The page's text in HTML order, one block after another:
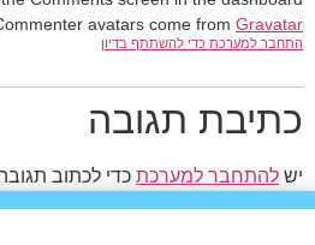
avatars come from Gravatar
התחבר למערכת כדי להשתתף בדיון
כתיבת תגובה
יש להתחבר למערכת כדי לכתוב